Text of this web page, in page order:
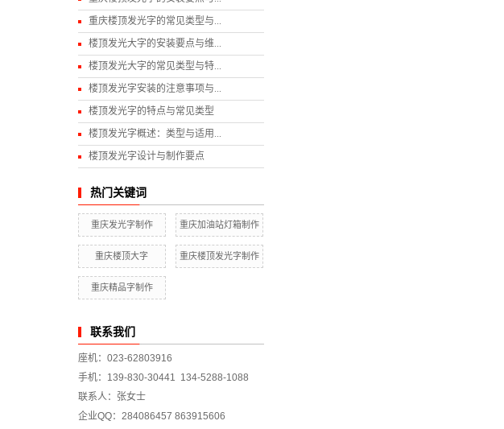
重庆楼顶发光字的常见类型与...
楼顶发光大字的安装要点与维...
楼顶发光大字的常见类型与特...
楼顶发光字安装的注意事项与...
楼顶发光字的特点与常见类型
楼顶发光字概述：类型与适用...
楼顶发光字设计与制作要点
热门关键词
重庆发光字制作 重庆加油站灯箱制作
重庆楼顶大字 重庆楼顶发光字制作
重庆精品字制作
联系我们
座机：023-62803916
手机：139-830-30441 134-5288-1088
联系人：张女士
企业QQ：284086457 863915606